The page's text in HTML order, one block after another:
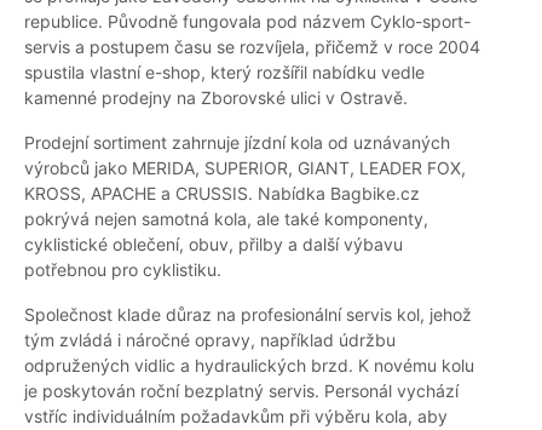
republice. Původně fungovala pod názvem Cyklo-sport-
servis a postupem času se rozvíjela, přičemž v roce 2004
spustila vlastní e-shop, který rozšířil nabídku vedle
kamenné prodejny na Zborovské ulici v Ostravě.
Prodejní sortiment zahrnuje jízdní kola od uznávaných
výrobců jako MERIDA, SUPERIOR, GIANT, LEADER FOX,
KROSS, APACHE a CRUSSIS. Nabídka Bagbike.cz
pokrývá nejen samotná kola, ale také komponenty,
cyklistické oblečení, obuv, přilby a další výbavu
potřebnou pro cyklistiku.
Společnost klade důraz na profesionální servis kol, jehož
tým zvládá i náročné opravy, například údržbu
odpružených vidlic a hydraulických brzd. K novému kolu
je poskytován roční bezplatný servis. Personál vychází
vstříc individuálním požadavkům při výběru kola, aby